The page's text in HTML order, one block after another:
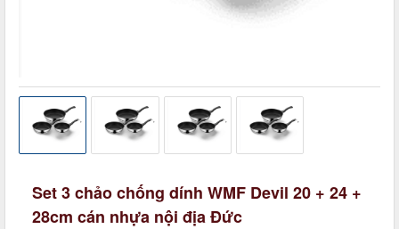
Set 3 chảo chống dính WMF Devil 20 + 24 +
28cm cán nhựa nội địa Đức